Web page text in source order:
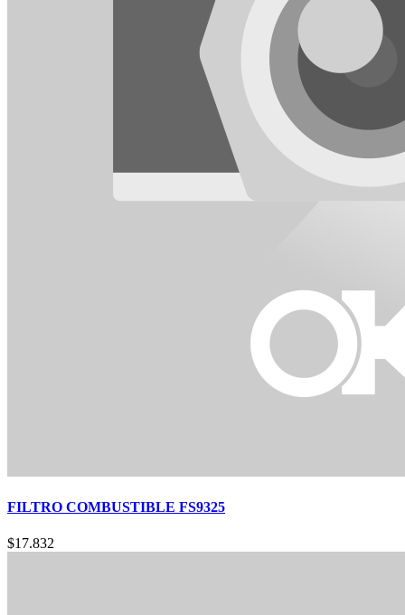
FILTRO COMBUSTIBLE FS9325
$17.832